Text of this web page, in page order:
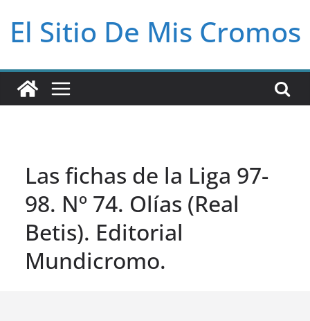
El Sitio De Mis Cromos
Las fichas de la Liga 97-
98. Nº 74. Olías (Real
Betis). Editorial
Mundicromo.